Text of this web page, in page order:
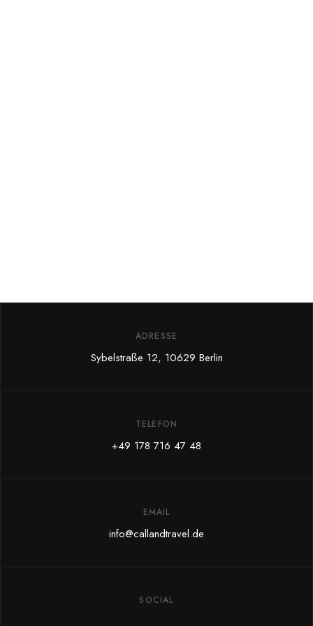
ADRESSE
Sybelstraße 12, 10629 Berlin
TELEFON
+49 178 716 47 48
EMAIL
info@callandtravel.de
SOCIAL